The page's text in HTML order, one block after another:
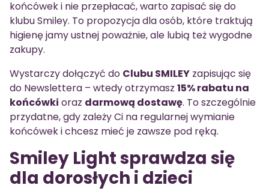
końcówek i nie przepłacać, warto zapisać się do
klubu Smiley. To propozycja dla osób, które traktują
higienę jamy ustnej poważnie, ale lubią też wygodne
zakupy.
Wystarczy dołączyć do Clubu SMILEY zapisując się
do Newslettera – wtedy otrzymasz 15% rabatu na
końcówki oraz darmową dostawę. To szczególnie
przydatne, gdy zależy Ci na regularnej wymianie
końcówek i chcesz mieć je zawsze pod ręką.
Smiley Light sprawdza się
dla dorosłych i dzieci